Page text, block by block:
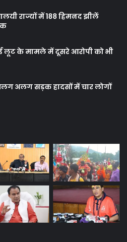
राज्यों में 188 हिमनद झीलें
लूट के मामले में दूसरे आरोपी को भी
अलग सड़क हादसों में चार लोगों